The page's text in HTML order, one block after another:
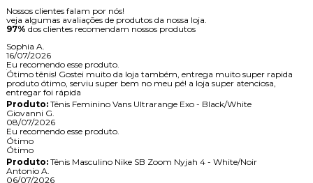
Nossos clientes falam por nós!
veja algumas avaliações de produtos da nossa loja.
97% dos clientes recomendam nossos produtos
Sophia A.
16/07/2026
Eu recomendo esse produto.
Ótimo tênis! Gostei muito da loja também, entrega muito super rapida
produto ótimo, serviu super bem no meu pé! a loja super atenciosa,
entregar foi rápida
Produto:Tênis Feminino Vans Ultrarange Exo - Black/White
Giovanni G.
08/07/2026
Eu recomendo esse produto.
Ótimo
Ótimo
Produto:Tênis Masculino Nike SB Zoom Nyjah 4 - White/Noir
Antonio A.
06/07/2026